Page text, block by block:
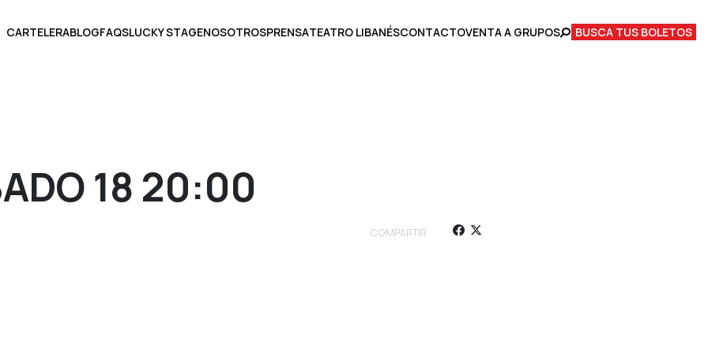
CARTELERABLOGFAQSLUCKY STAGENOSOTROSPRENSATEATRO LIBANÉSCONTACTOVENTA A GRUPOS BUSCA TUS BOLETOS
18 20:00
COMPARTIR